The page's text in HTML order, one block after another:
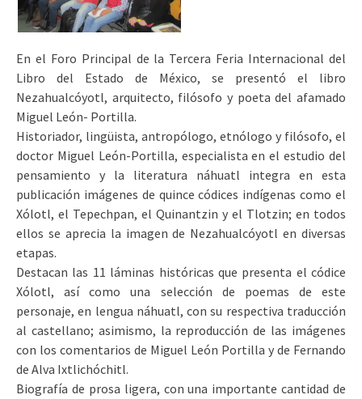
En el Foro Principal de la Tercera Feria Internacional del
Libro del Estado de México, se presentó el libro
Nezahualcóyotl, arquitecto, filósofo y poeta del afamado
Miguel León- Portilla.
Historiador, lingüista, antropólogo, etnólogo y filósofo, el
doctor Miguel León-Portilla, especialista en el estudio del
pensamiento y la literatura náhuatl integra en esta
publicación imágenes de quince códices indígenas como el
Xólotl, el Tepechpan, el Quinantzin y el Tlotzin; en todos
ellos se aprecia la imagen de Nezahualcóyotl en diversas
etapas.
Destacan las 11 láminas históricas que presenta el códice
Xólotl, así como una selección de poemas de este
personaje, en lengua náhuatl, con su respectiva traducción
al castellano; asimismo, la reproducción de las imágenes
con los comentarios de Miguel León Portilla y de Fernando
de Alva Ixtlichóchitl.
Biografía de prosa ligera, con una importante cantidad de